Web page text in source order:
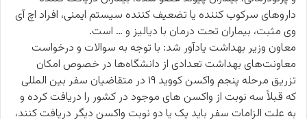
داروهای سرکوب کننده یا تضعیف کننده سیستم ایمنی، افراد اچ آی
وی ‌مثبت، بیماران تحت درمان با دیالیز و … است.
معاون وزیر بهداشت یادآور شد: با توجه به سوالات و درخواست
معاونت‌های بهداشت تعدادی از دانشگاه‌ها در خصوص امکان
تزریق مرحله پنجم واکسن کووید ۱۹ در متقاضیان سفر بین المللی
که قبلاً سه نوبت از واکسن های موجود در کشور را دریافت کرده و
به علت الزامات سفر باید یک یا دو نوبت واکسن دیگر دریافت کنند،